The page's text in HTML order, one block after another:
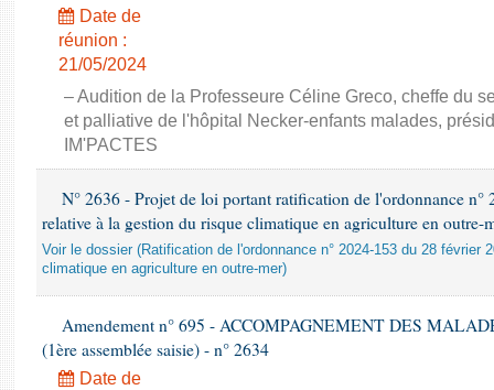
Date de
réunion :
21/05/2024
– Audition de la Professeure Céline Greco, cheffe du
et palliative de l'hôpital Necker-enfants malades,
IM'PACTES
N° 2636 - Projet de loi portant ratification de l'ordonnance
relative à la gestion du risque climatique en agriculture en outre-
Voir le dossier (Ratification de l'ordonnance n° 2024-153 du 28 février
climatique en agriculture en outre-mer)
Amendement n° 695 - ACCOMPAGNEMENT DES
(1ère assemblée saisie) - n° 2634
Date de